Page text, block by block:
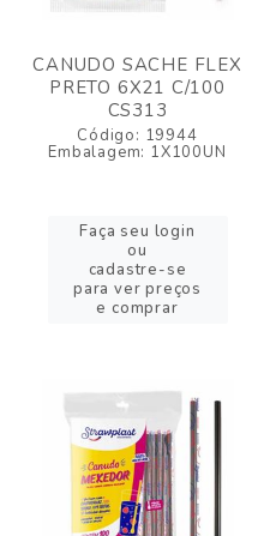
CANUDO SACHE FLEX
PRETO 6X21 C/100
CS313
Código: 19944
Embalagem: 1X100UN
Faça seu login
ou
cadastre-se
para ver preços
e comprar